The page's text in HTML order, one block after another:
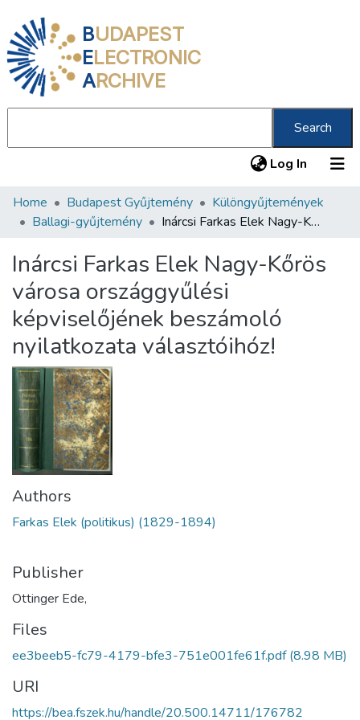
BUDAPEST
ELECTRONIC
ARCHIVE
Search
Log In (current)
Communities & Collections
Statistics
About us
Home Budapest Gyűjtemény
Különgyűjtemények
Ballagi-gyűjtemény
Inárcsi Farkas Elek Nagy-Kőrös városa országgyűlési képviselőjének beszámoló nyilatkozata választóihóz!
Inárcsi Farkas Elek Nagy-Kőrös
városa országgyűlési
képviselőjének beszámoló
nyilatkozata választóihóz!
Authors
Farkas Elek (politikus) (1829-1894)
Publisher
Ottinger Ede,
Files
ee3beeb5-fc79-4179-bfe3-751e001fe61f.pdf(8.98 MB)
URI
https://bea.fszek.hu/handle/20.500.14711/176782